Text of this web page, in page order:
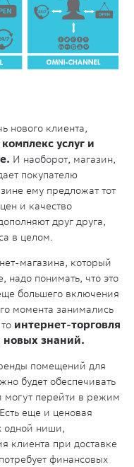
нового клиента,
услуг и
И наоборот, магазин,
покупателю
ему предложат тот
и качество
друг друга,
в целом.
магазина, который
надо понимать, что это
большего включения
момента занимались
интернет-торговля
новых знаний.
помещений для
будет обеспечивать
могут перейти в режим
еще и ценовая
одной ниши,
клиента при доставке
финансовых